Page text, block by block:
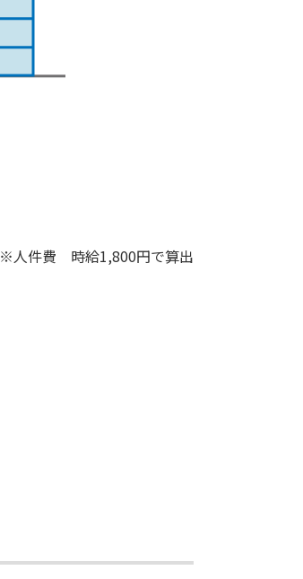
※人件費 時給1,800円で算出